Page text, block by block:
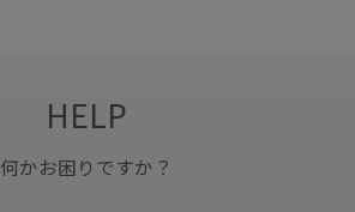
HELP
何かお困りですか？